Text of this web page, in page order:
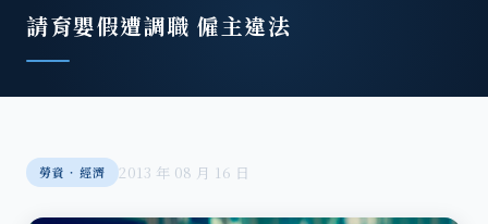
請育嬰假遭調職 僱主違法
勞資‧經濟 2013 年 08 月 16 日